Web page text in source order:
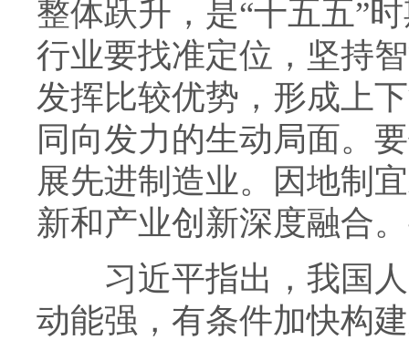
整体跃升，是“十五五”
行业要找准定位，坚持
发挥比较优势，形成上
同向发力的生动局面。
展先进制造业。因地制
新和产业创新深度融合
习近平指出，我国人
动能强，有条件加快构